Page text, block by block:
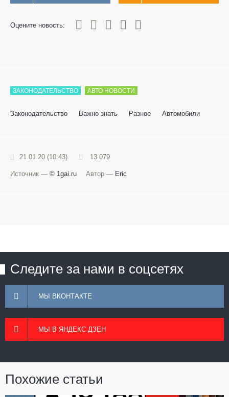
Оцените новость:
0
1 3 4 5
ЗАКОНОДАТЕЛЬСТВО АВТО НОВОСТИ
Законодательство Важно знать Разное Автомобили
21.01.20 (10:43) 13 079
Источник — © 1gai.ru Автор — Eric
Следите за нами в соцсетях
МЫ ВКОНТАКТЕ
МЫ В ЯНДЕКС ДЗЕН
Похожие статьи